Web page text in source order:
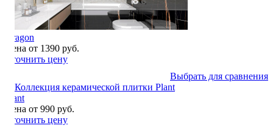
Aragon
Цена от 1390 руб.
Уточнить цену
Выбрать для сравнения
Plant
Цена от 990 руб.
Уточнить цену